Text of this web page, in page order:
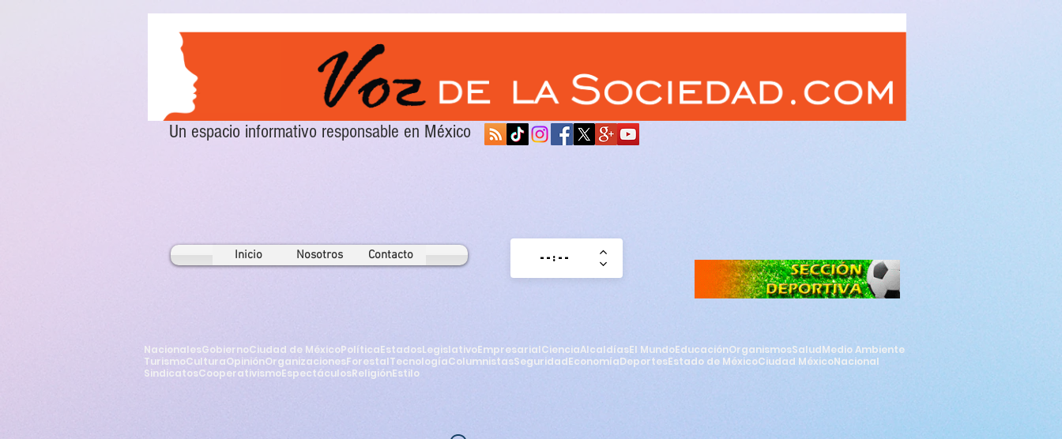
Un espacio informativo responsable en México
Inicio Nosotros Contacto
NacionalesGobiernoCiudad de MéxicoPolíticaEstadosLegislativoEmpresarialCienciaAlcaldíasEl MundoEducaciónOrganismosSaludMedio Ambiente
TurismoCulturaOpiniónOrganizacionesForestalTecnologíaColumnistasSeguridadEconomíaDeportesEstado de MéxicoCiudad MéxicoNacional
SindicatosCooperativismoEspectáculosReligiónEstilo